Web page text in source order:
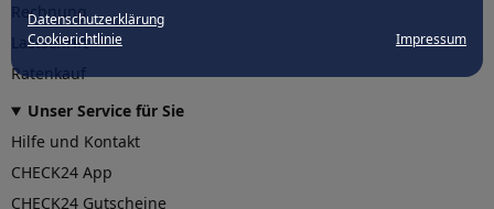
Datenschutzerklärung
Cookierichtlinie
Impressum
Rechnung
Lastschrift
Ratenkauf
Unser Service für Sie
Hilfe und Kontakt
CHECK24 App
CHECK24 Gutscheine